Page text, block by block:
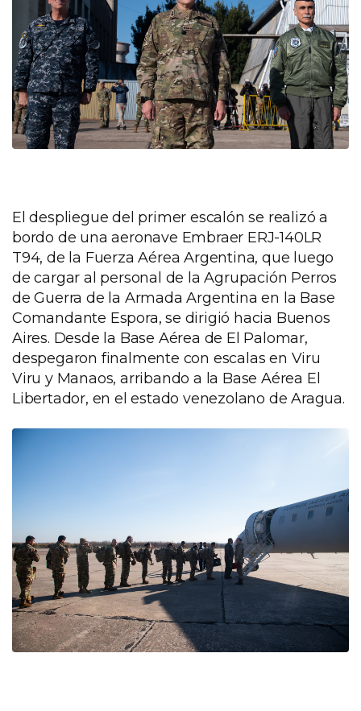
El despliegue del primer escalón se realizó a
bordo de una aeronave Embraer ERJ-140LR
T94, de la Fuerza Aérea Argentina, que luego
de cargar al personal de la Agrupación Perros
de Guerra de la Armada Argentina en la Base
Comandante Espora, se dirigió hacia Buenos
Aires. Desde la Base Aérea de El Palomar,
despegaron finalmente con escalas en Viru
Viru y Manaos, arribando a la Base Aérea El
Libertador, en el estado venezolano de Aragua.